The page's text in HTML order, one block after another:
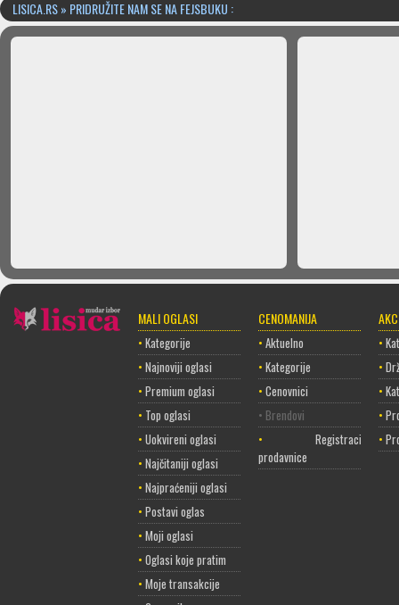
LISICA.RS » PRIDRUŽITE NAM SE NA FEJSBUKU :
MALI OGLASI
• Kategorije
• Najnoviji oglasi
• Premium oglasi
• Top oglasi
• Uokvireni oglasi
• Najčitaniji oglasi
• Najpraćeniji oglasi
• Postavi oglas
• Moji oglasi
• Oglasi koje pratim
• Moje transakcije
CENOMANIJA
• Aktuelno
• Kategorije
• Cenovnici
• Brendovi
• Registracija
prodavnice
•
•
•
•
•